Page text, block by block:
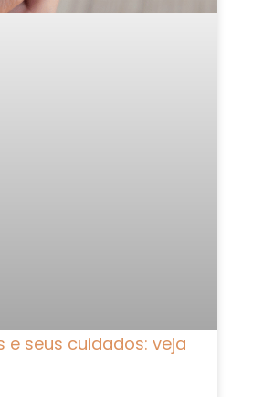
e seus cuidados: veja